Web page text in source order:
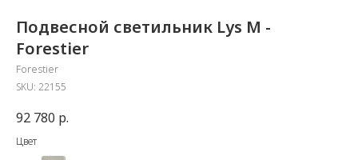
Подвесной светильник Lys M -
Forestier
Forestier
SKU: 22155
92 780 р.
Цвет